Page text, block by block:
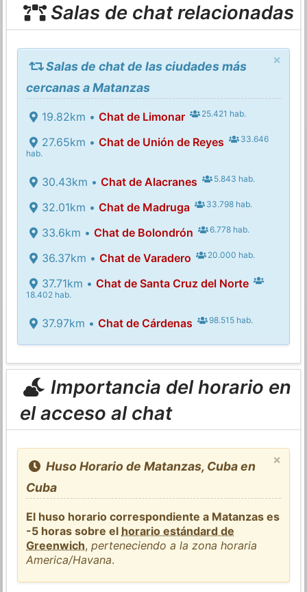
Salas de chat relacionadas
×
Salas de chat de las ciudades más
cercanas a Matanzas
19.82km • Chat de Limonar 25.421 hab.
27.65km • Chat de Unión de Reyes
33.646
hab.
30.43km • Chat de Alacranes 5.843 hab.
32.01km • Chat de Madruga 33.798 hab.
33.6km • Chat de Bolondrón 6.778 hab.
36.37km • Chat de Varadero 20.000 hab.
37.71km • Chat de Santa Cruz del Norte
18.402 hab.
37.97km • Chat de Cárdenas 98.515 hab.
Importancia del horario en
el acceso al chat
×
Huso Horario de Matanzas, Cuba en
Cuba
El huso horario correspondiente a Matanzas es
-5 horas sobre el horario estándard de
Greenwich,perteneciendo a la zona horaria
America/Havana.